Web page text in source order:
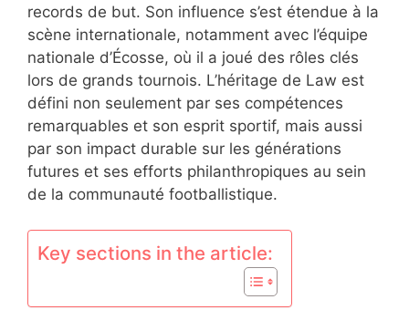
records de but. Son influence s’est étendue à la
scène internationale, notamment avec l’équipe
nationale d’Écosse, où il a joué des rôles clés
lors de grands tournois. L’héritage de Law est
défini non seulement par ses compétences
remarquables et son esprit sportif, mais aussi
par son impact durable sur les générations
futures et ses efforts philanthropiques au sein
de la communauté footballistique.
Key sections in the article: